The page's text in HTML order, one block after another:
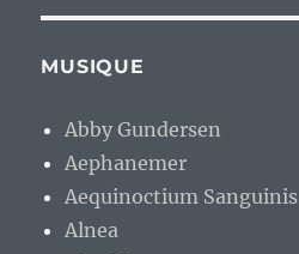
MUSIQUE
Abby Gundersen
Aephanemer
Aequinoctium Sanguinis
Alnea